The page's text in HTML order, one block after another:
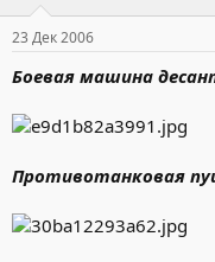
23 Дек 2006
Боевая машина
Противотанковая